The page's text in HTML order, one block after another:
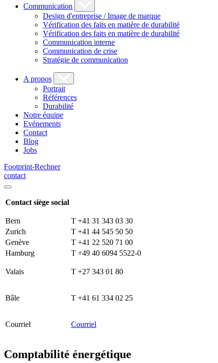
Communication
Design d'entreprise / Image de marque
Vérification des faits en matière de durabilité
Vérification des faits en matière de durabilité
Communication interne
Communication de crise
Stratégie de communication
A propos
Portrait
Références
Durabilité
Notre équipe
Evénements
Contact
Blog
Jobs
Footprint-Rechner
contact
Contact siège social
Bern
T +41 31 343 03 30
Zurich
T +41 44 545 50 50
Genève
T +41 22 520 71 00
Hamburg
T +49 40 6094 5522-0
Valais T +27 343 01 80
Bâle T +41 61 334 02 25
Courriel Courriel
Comptabilité énergétique